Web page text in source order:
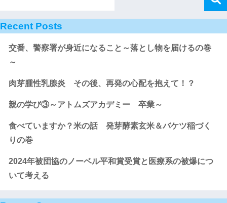
Recent Posts
交番、警察署が身近になること～落とし物を届けるの巻
～
肉芽腫性乳腺炎 その後、再発の心配を抱えて！？
親の学び③～アトムズアカデミー 卒業～
食べていますか？米の話 発芽酵素玄米＆バケツ稲づく
りの巻
2024年被団協のノーベル平和賞受賞と医療系の被爆につ
いて考える